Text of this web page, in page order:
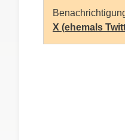
X (ehemals